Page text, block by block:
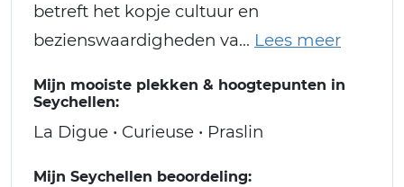
betreft het kopje cultuur en
bezienswaardigheden va
Mijn mooiste plekken & hoogtepunten in
Seychellen:
La Digue • Curieuse • Praslin
Mijn Seychellen beoordeling: